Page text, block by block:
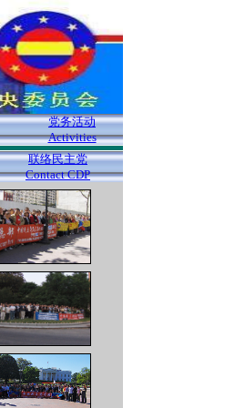
党务活动
Activities
联络民主党
Contact CDP